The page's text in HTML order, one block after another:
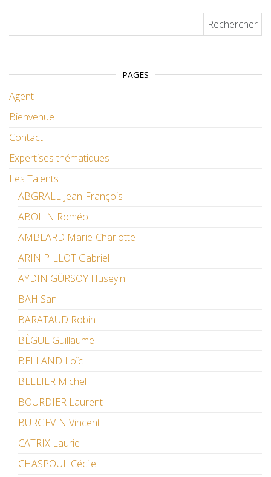
PAGES
Agent
Bienvenue
Contact
Expertises thématiques
Les Talents
ABGRALL Jean-François
ABOLIN Roméo
AMBLARD Marie-Charlotte
ARIN PILLOT Gabriel
AYDIN GÜRSOY Hüseyin
BAH San
BARATAUD Robin
BÈGUE Guillaume
BELLAND Loïc
BELLIER Michel
BOURDIER Laurent
BURGEVIN Vincent
CATRIX Laurie
CHASPOUL Cécile